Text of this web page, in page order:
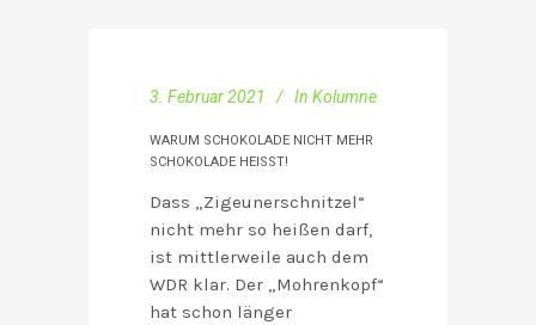
3. Februar 2021 In Kolumne
WARUM SCHOKOLADE NICHT MEHR
SCHOKOLADE HEISST!
Dass „Zigeunerschnitzel“
nicht mehr so heißen darf,
ist mittlerweile auch dem
WDR klar. Der „Mohrenkopf“
hat schon länger